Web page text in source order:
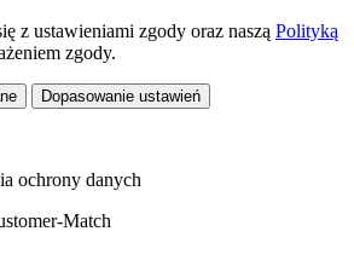
z ustawieniami zgody oraz naszą Polityką
zgody.
Dopasowanie ustawień
ochrony danych
Match